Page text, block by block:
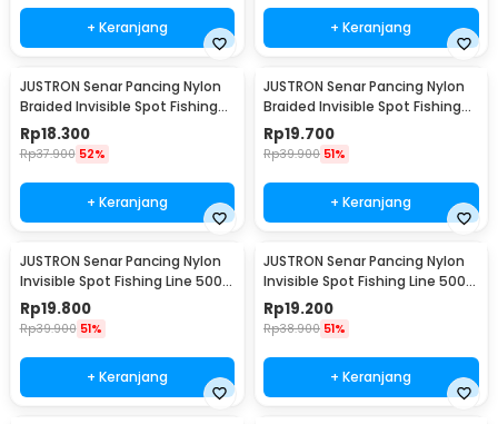
+ Keranjang + Keranjang
JUSTRON Senar Pancing Nylon
Braided Invisible Spot Fishing
Line 500M 1.2 - DPLS
Rp18.300
Rp37.900 52%
+ Keranjang
JUSTRON Senar Pancing Nylon
Braided Invisible Spot Fishing
Line 500M 1.0 - DPLS
Rp19.700
Rp39.900 51%
+ Keranjang
JUSTRON Senar Pancing Nylon
Invisible Spot Fishing Line 500M
4.0 - MR-500M
Rp19.800
Rp39.900 51%
+ Keranjang
JUSTRON Senar Pancing Nylon
Invisible Spot Fishing Line 500M
6.0 - MR-500M
Rp19.200
Rp38.900 51%
+ Keranjang